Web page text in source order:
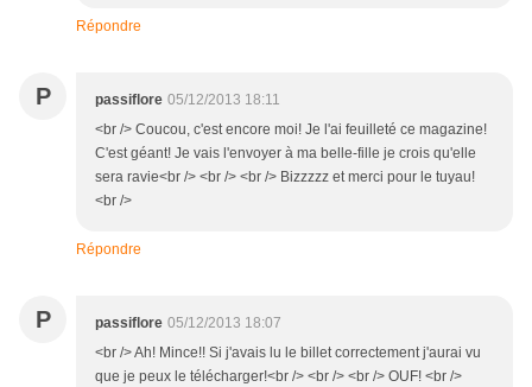
Répondre
P passiflore 05/12/2013 18:11
<br /> Coucou, c'est encore moi! Je l'ai feuilleté ce magazine!
C'est géant! Je vais l'envoyer à ma belle-fille je crois qu'elle
sera ravie<br /> <br /> <br /> Bizzzzz et merci pour le tuyau!
<br />
Répondre
P passiflore 05/12/2013 18:07
<br /> Ah! Mince!! Si j'avais lu le billet correctement j'aurai vu
que je peux le télécharger!<br /> <br /> <br /> OUF! <br />